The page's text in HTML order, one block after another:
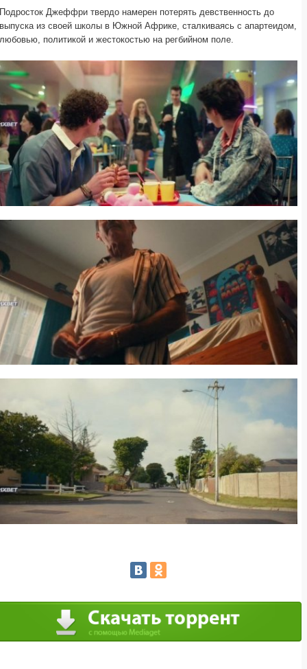
Подросток Джеффри твердо намерен потерять девственность до
выпуска из своей школы в Южной Африке, сталкиваясь с апартеидом,
любовью, политикой и жестокостью на регбийном поле.